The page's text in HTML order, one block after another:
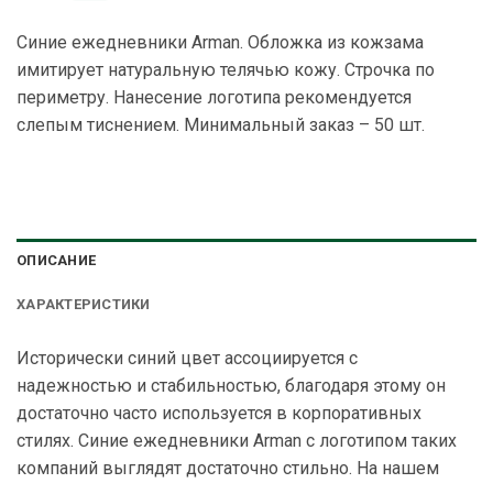
Синие ежедневники Arman. Обложка из кожзама
имитирует натуральную телячью кожу. Строчка по
периметру. Нанесение логотипа рекомендуется
слепым тиснением. Минимальный заказ – 50 шт.
ОПИСАНИЕ
ХАРАКТЕРИСТИКИ
Исторически синий цвет ассоциируется с
надежностью и стабильностью, благодаря этому он
достаточно часто используется в корпоративных
стилях. Синие ежедневники Arman с логотипом таких
компаний выглядят достаточно стильно. На нашем